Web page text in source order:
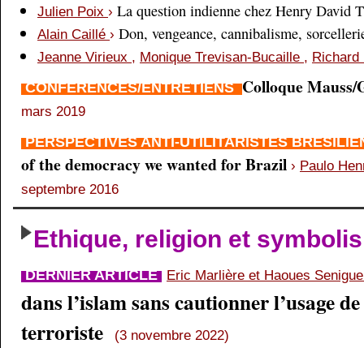
Julien Poix › La question indienne chez Henry David
Alain Caillé › Don, vengeance, cannibalisme,
Jeanne Virieux , Monique Trevisan-Bucaille ,
CONFÉRENCES/ENTRETIENS Colloque
mars 2019
PERSPECTIVES ANTI-UTILITARISTES
of the democracy we wanted for Brazil › Paulo
septembre 2016
Ethique, religion et
DERNIER ARTICLE Eric Marlière et Haoues
dans l’islam sans cautionner l’usage
terroriste
(3 novembre 2022)